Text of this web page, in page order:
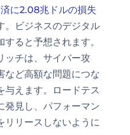
に2.08兆ドルの損失
。ビジネスのデジタル
ると予想されます。
ッチは、サイバー攻
など高額な問題につな
与えます。ロードテス
発見し、パフォーマン
リリースしないように